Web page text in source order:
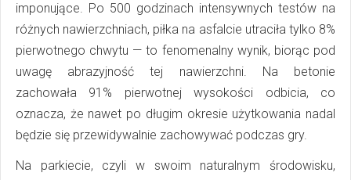
imponujące. Po 500 godzinach intensywnych testów na
różnych nawierzchniach, piłka na asfalcie utraciła tylko 8%
pierwotnego chwytu — to fenomenalny wynik, biorąc pod
uwagę abrazyjność tej nawierzchni. Na betonie
zachowała 91% pierwotnej wysokości odbicia, co
oznacza, że nawet po długim okresie użytkowania nadal
będzie się przewidywalnie zachowywać podczas gry.
Na parkiecie, czyli w swoim naturalnym środowisku,